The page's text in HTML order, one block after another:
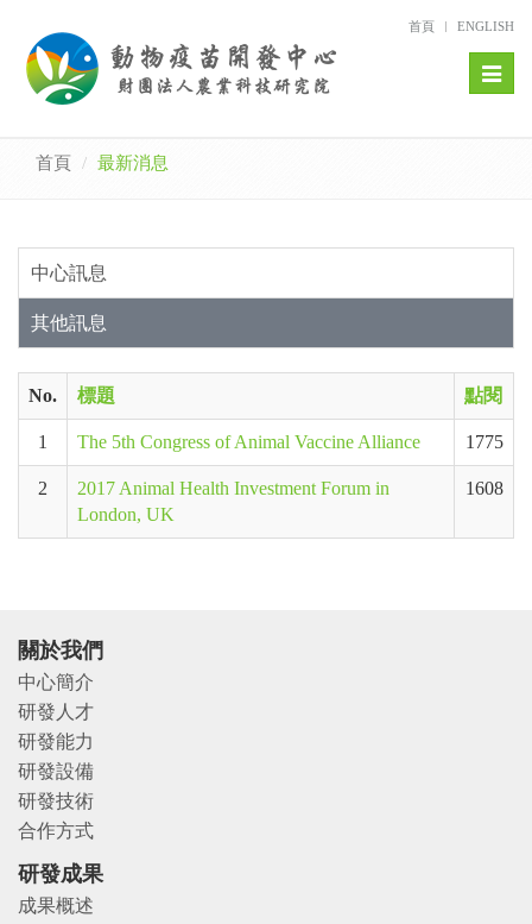
首頁 ENGLISH
Toggle
首頁 最新消息
中心訊息
其他訊息
No. 標題 點閱
1 The 5th Congress of Animal Vaccine Alliance 1775
2
2017 Animal Health Investment Forum in
London, UK
1608
關於我們
中心簡介
研發人才
研發能力
研發設備
研發技術
合作方式
研發成果
成果概述